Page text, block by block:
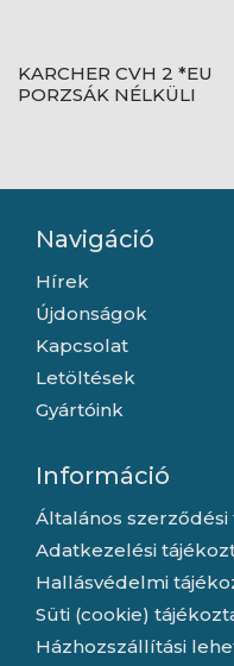
KARCHER CVH 2 *EU
PORZSÁK NÉLKÜLI
Navigáció
Hírek
Újdonságok
Kapcsolat
Letöltések
Gyártóink
Információ
Általános
Adatkezelési
Hallásvédelmi
Süti (cookie)
Házhozszállítási